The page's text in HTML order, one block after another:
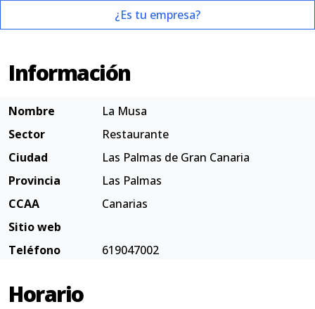
¿Es tu empresa?
Información
Nombre
La Musa
Sector
Restaurante
Ciudad
Las Palmas de Gran Canaria
Provincia
Las Palmas
CCAA
Canarias
Sitio web
Teléfono
619047002
Horario